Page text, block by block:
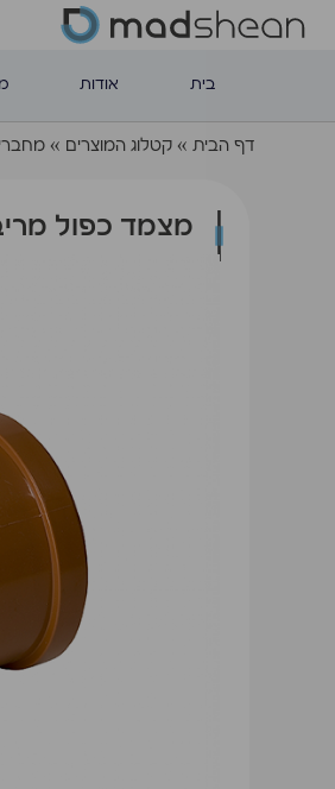
בית אודות
דף הבית » קטלוג המוצרים »
מצמד כפול